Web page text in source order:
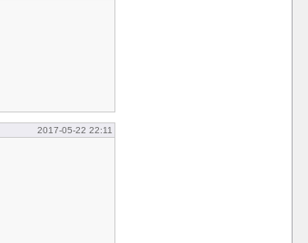
2017-05-22 22:11